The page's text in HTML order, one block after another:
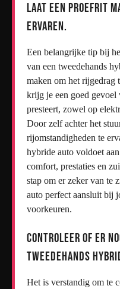
Laat een proefrit
ervaren.
Een belangrijke tip bij
van een tweedehands
maken om het rijgedrag
krijg je een goed
presteert, zowel op
Door zelf achter het
rijomstandigheden te
hybride auto voldoet
comfort, prestaties en
stap om er zeker van te
auto perfect aansluit bij
voorkeuren.
Controleer of er
tweedehands
Het is verstandig om te